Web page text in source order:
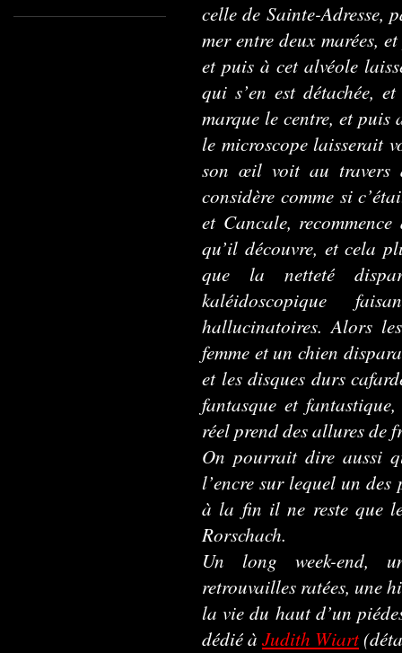
celle de Sainte-Adresse,
mer entre deux marées,
et puis à cet alvéole
qui s’en est détachée,
marque le centre, et puis
le microscope laisserait
son œil voit au travers
considère comme si
et Cancale,
qu’il découvre, et cela
que la netteté
kaléidoscopique
hallucinatoires. Alors
femme et un chien
et les disques durs
fantasque et
réel prend des allures de
On pourrait dire aussi
l’encre sur lequel un des
à la fin il ne reste que
Rorschach.
Un long week-end,
retrouvailles ratées, une
la vie du haut d’un
dédié à Judith Wiart